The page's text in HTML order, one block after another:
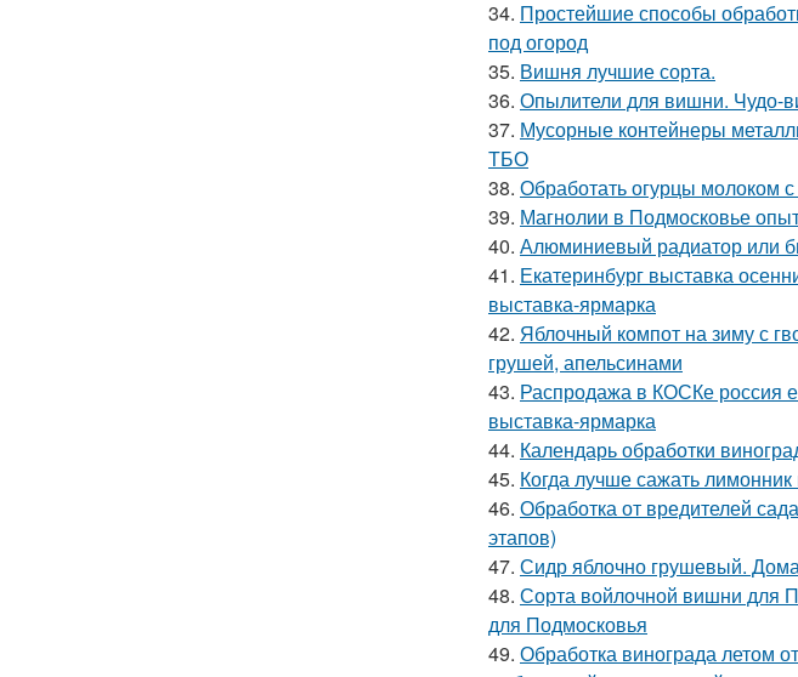
34. Простейшие способы
под огород
35. Вишня лучшие сорта.
36. Опылители для вишни. Чудо-
37. Мусорные контейнеры
ТБО
38. Обработать огурцы молоком
39. Магнолии в Подмосковье
40. Алюминиевый радиатор или
41. Екатеринбург выставка
выставка-ярмарка
42. Яблочный компот на зиму с
грушей, апельсинами
43. Распродажа в КОСКе россия
выставка-ярмарка
44. Календарь обработки
45. Когда лучше сажать
46. Обработка от вредителей
этапов)
47. Сидр яблочно грушевый.
48. Сорта войлочной вишни для
для Подмосковья
49. Обработка винограда летом